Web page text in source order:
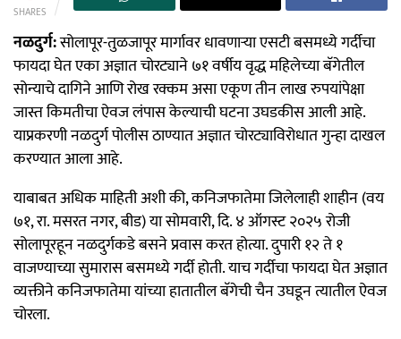
SHARES
नळदुर्ग:सोलापूर-तुळजापूर मार्गावर धावणाऱ्या एसटी बसमध्ये गर्दीचा
फायदा घेत एका अज्ञात चोरट्याने ७१ वर्षीय वृद्ध महिलेच्या बॅगेतील
सोन्याचे दागिने आणि रोख रक्कम असा एकूण तीन लाख रुपयांपेक्षा
जास्त किमतीचा ऐवज लंपास केल्याची घटना उघडकीस आली आहे.
याप्रकरणी नळदुर्ग पोलीस ठाण्यात अज्ञात चोरट्याविरोधात गुन्हा दाखल
करण्यात आला आहे.
याबाबत अधिक माहिती अशी की, कनिजफातेमा जिलेलाही शाहीन (वय
७१, रा. मसरत नगर, बीड) या सोमवारी, दि. ४ ऑगस्ट २०२५ रोजी
सोलापूरहून नळदुर्गकडे बसने प्रवास करत होत्या. दुपारी १२ ते १
वाजण्याच्या सुमारास बसमध्ये गर्दी होती. याच गर्दीचा फायदा घेत अज्ञात
व्यक्तीने कनिजफातेमा यांच्या हातातील बॅगेची चैन उघडून त्यातील ऐवज
चोरला.